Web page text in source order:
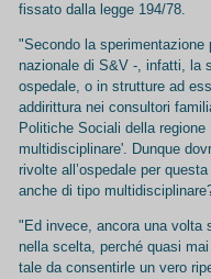
fissato dalla legge 194/78.
"Secondo la
nazionale di S&V -, infatti, la
ospedale, o in strutture ad
addirittura nei consultori
Politiche Sociali della
multidisciplinare'. Dunque
rivolte all’ospedale per
anche di tipo
"Ed invece, ancora una volta
nella scelta, perché quasi
tale da consentirle un vero